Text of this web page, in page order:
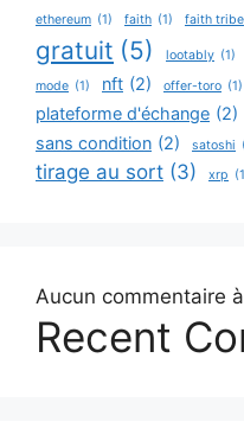
ethereum (1) faith (1) faith tribe
gratuit (5) lootably (1)
mode (1) nft (2) offer-toro (1)
plateforme d'échange (2)
sans condition (2) satoshi
tirage au sort (3) xrp
Aucun commentaire
Recent